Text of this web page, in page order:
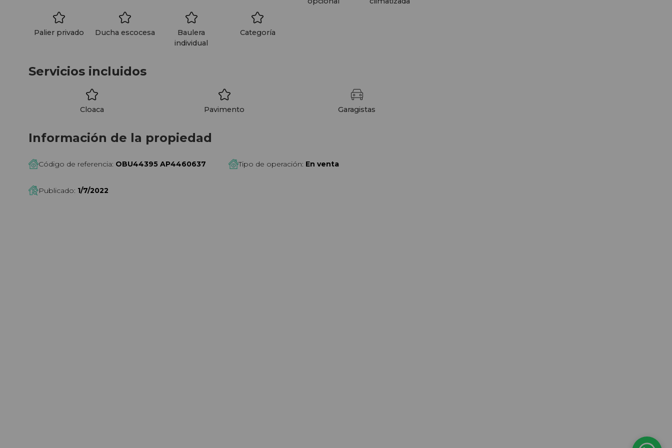
de adquirir baulera.
Palier privado Ducha escocesa
Baulera
individual
Categoría
Servicios incluidos
Cloaca Pavimento Garagistas
Información de la propiedad
Código de referencia: OBU44395 AP4460637 Tipo de operación: En venta
Publicado: 1/7/2022